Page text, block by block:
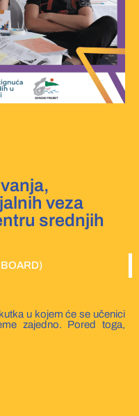
veza
srednjih
u kojem će se učenici
zajedno. Pored toga,